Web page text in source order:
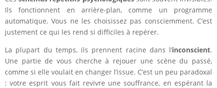
Ils fonctionnent en arrière-plan, comme un programme
automatique. Vous ne les choisissez pas consciemment. C’est
justement ce qui les rend si difficiles à repérer.
La plupart du temps, ils prennent racine dans l’inconscient.
Une partie de vous cherche à rejouer une scène du passé,
comme si elle voulait en changer l’issue. C’est un peu paradoxal
: votre esprit vous fait revivre une souffrance, en espérant la